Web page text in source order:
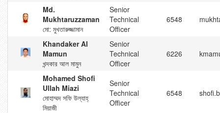
Md.
Mukhtaruzzaman
মো: মুখতারুজ্জামান
Senior
Technical
Officer
6548
Khandaker Al
Mamun
খন্দকার আল মামুন
Senior
Technical
Officer
6226
Mohamed Shofi
Ullah Miazi
মোহাম্মদ সফি উল্যাহ্
মিয়াজী
Senior
Technical
Officer
6548